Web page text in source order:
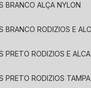
BRANCO ALÇA NYLON
BRANCO RODIZIOS E
PRETO RODIZIOS E
PRETO RODIZIOS